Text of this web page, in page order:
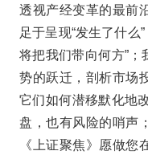
透视产经变革的最前
足于呈现“发生了什么
将把我们带向何方”
势的跃迁，剖析市场
它们如何潜移默化地
盘，也有风险的哨声
《上证聚焦》愿做